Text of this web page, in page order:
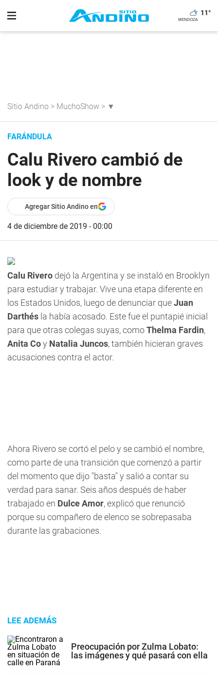
11°
Sitio Andino > MuchoShow > ▼
FARÁNDULA
Calu Rivero cambió de
look y de nombre
Agregar Sitio Andino en
4 de diciembre de 2019 - 00:00
Calu Rivero dejó la Argentina y se instaló en Brooklyn
para estudiar y trabajar. Vive una etapa diferente en
los Estados Unidos, luego de denunciar queJuan
Darthés la había acosado. Este fue el puntapié inicial
para que otras colegas suyas, comoThelma Fardin,
Anita Coy Natalia Juncos, también hicieran graves
acusaciones contra el actor.
Ahora Rivero se cortó el pelo y se cambió el nombre,
como parte de una transición que comenzó a partir
del momento que dijo "basta" y salió a contar su
verdad para sanar. Seis años después de haber
trabajado en Dulce Amor, explicó que renunció
porque su compañero de elenco se sobrepasaba
durante las grabaciones.
LEE ADEMÁS
Preocupación por Zulma Lobato:
las imágenes y qué pasará con ella